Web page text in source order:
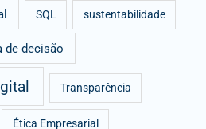
SQL sustentabilidade
de decisão
Transparência
Ética Empresarial